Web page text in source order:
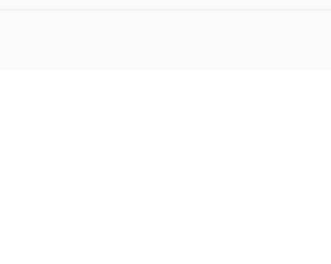
Bed with Slim